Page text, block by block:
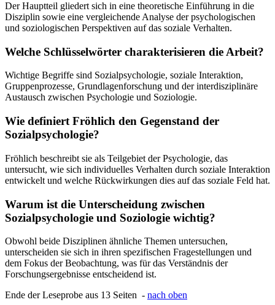
Der Hauptteil gliedert sich in eine theoretische Einführung in die
Disziplin sowie eine vergleichende Analyse der psychologischen
und soziologischen Perspektiven auf das soziale Verhalten.
Welche Schlüsselwörter charakterisieren die Arbeit?
Wichtige Begriffe sind Sozialpsychologie, soziale Interaktion,
Gruppenprozesse, Grundlagenforschung und der interdisziplinäre
Austausch zwischen Psychologie und Soziologie.
Wie definiert Fröhlich den Gegenstand der
Sozialpsychologie?
Fröhlich beschreibt sie als Teilgebiet der Psychologie, das
untersucht, wie sich individuelles Verhalten durch soziale Interaktion
entwickelt und welche Rückwirkungen dies auf das soziale Feld hat.
Warum ist die Unterscheidung zwischen
Sozialpsychologie und Soziologie wichtig?
Obwohl beide Disziplinen ähnliche Themen untersuchen,
unterscheiden sie sich in ihren spezifischen Fragestellungen und
dem Fokus der Beobachtung, was für das Verständnis der
Forschungsergebnisse entscheidend ist.
Ende der Leseprobe aus 13 Seiten - nach oben